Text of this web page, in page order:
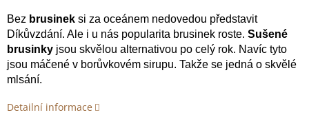
Bez brusinek si za oceánem nedovedou představit
Díkůvzdání. Ale i u nás popularita brusinek roste. Sušené
brusinky jsou skvělou alternativou po celý rok. Navíc tyto
jsou máčené v borůvkovém sirupu. Takže se jedná o skvělé
mlsání.
Detailní informace